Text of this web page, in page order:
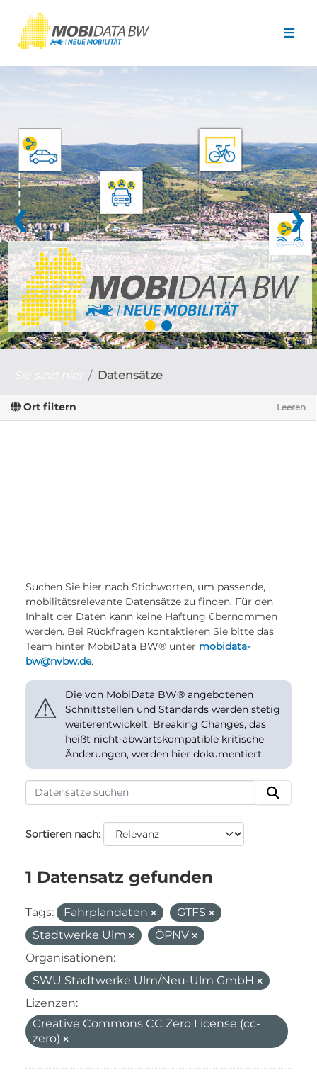
❮ ❯
Datensätze
Ort filtern Leeren
Suchen Sie hier nach Stichworten, um passende,
mobilitätsrelevante Datensätze zu finden. Für den
Inhalt der Daten kann keine Haftung übernommen
werden. Bei Rückfragen kontaktieren Sie bitte das
Team hinter MobiData BW® unter mobidata-
bw@nvbw.de.
⚠
Die von MobiData BW® angebotenen
Schnittstellen und Standards werden stetig
weiterentwickelt. Breaking Changes, das
heißt nicht-abwärtskompatible kritische
Änderungen, werden hier dokumentiert.
Sortieren nach
1 Datensatz gefunden
Tags: Fahrplandaten
GTFS
Stadtwerke Ulm
ÖPNV
Organisationen:
SWU Stadtwerke Ulm/Neu-Ulm GmbH
Lizenzen:
Creative Commons CC Zero License (cc-
zero)